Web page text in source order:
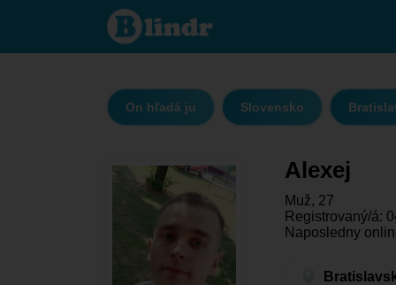
Alexej - On
hľadá ju
Bratislavský
On hľadá ju Slovensko
Alexej
Muž, 27
Registrovaný/á:
Naposledny